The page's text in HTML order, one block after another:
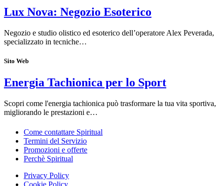
Lux Nova: Negozio Esoterico
Negozio e studio olistico ed esoterico dell’operatore Alex Peverada,
specializzato in tecniche…
Sito Web
Energia Tachionica per lo Sport
Scopri come l'energia tachionica può trasformare la tua vita sportiva,
migliorando le prestazioni e…
Come contattare Spiritual
Termini del Servizio
Promozioni e offerte
Perchè Spiritual
Privacy Policy
Cookie Policy